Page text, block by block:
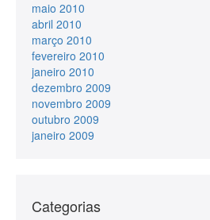
maio 2010
abril 2010
março 2010
fevereiro 2010
janeiro 2010
dezembro 2009
novembro 2009
outubro 2009
janeiro 2009
Categorias